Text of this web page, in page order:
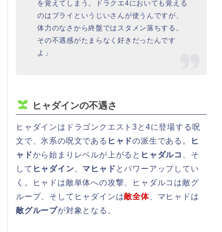
を覚えてしまう。ドラクエ4においても覚える
のはブライというじいさんが使うんですが、
体力のなさから終盤ではスタメン落ちする。
その不遇感がたまらなく好きだったんです
よ」
ヒャダインの不遇さ
ヒャダインはドラゴンクエスト3と4に登場する呪
文で、氷系の呪文である ヒャドの派生である。
ヒ
ャドから始まりレベルが上がると ヒャダルコ
、そ
して ヒャダイン マヒャド とパワーアップしてい
く。ヒャドは敵単体への攻撃、ヒャダルコは敵グ
ループ、そしてヒャダインは敵全体、マヒャドは
敵グループが対象となる。